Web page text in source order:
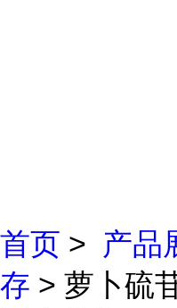
首页 > 产品
存 > 萝卜硫